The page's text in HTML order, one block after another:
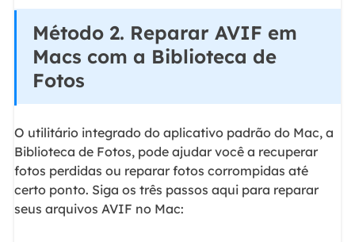
Método 2. Reparar AVIF em
Macs com a Biblioteca de
Fotos
O utilitário integrado do aplicativo padrão do Mac, a
Biblioteca de Fotos, pode ajudar você a recuperar
fotos perdidas ou reparar fotos corrompidas até
certo ponto. Siga os três passos aqui para reparar
seus arquivos AVIF no Mac: